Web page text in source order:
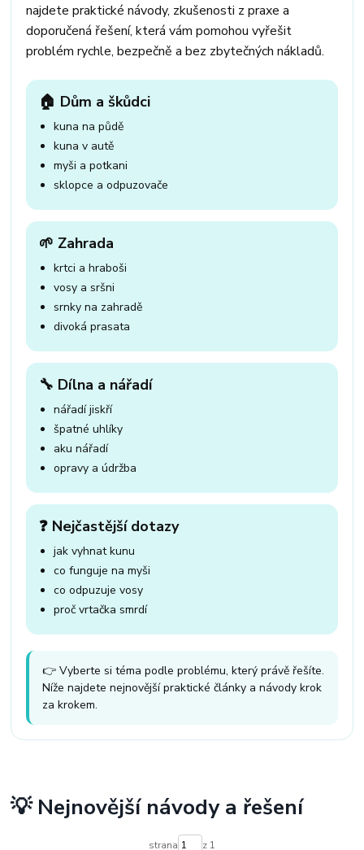
najdete praktické návody, zkušenosti z praxe a
doporučená řešení, která vám pomohou vyřešit
problém rychle, bezpečně a bez zbytečných nákladů.
🏠 Dům a škůdci
kuna na půdě
kuna v autě
myši a potkani
sklopce a odpuzovače
🌱 Zahrada
krtci a hraboši
vosy a sršni
srnky na zahradě
divoká prasata
🔧 Dílna a nářadí
nářadí jiskří
špatné uhlíky
aku nářadí
opravy a údržba
❓ Nejčastější dotazy
jak vyhnat kunu
co funguje na myši
co odpuzuje vosy
proč vrtačka smrdí
👉 Vyberte si téma podle problému, který právě řešíte.
Níže najdete nejnovější praktické články a návody krok
za krokem.
💡 Nejnovější návody a řešení
strana z 1